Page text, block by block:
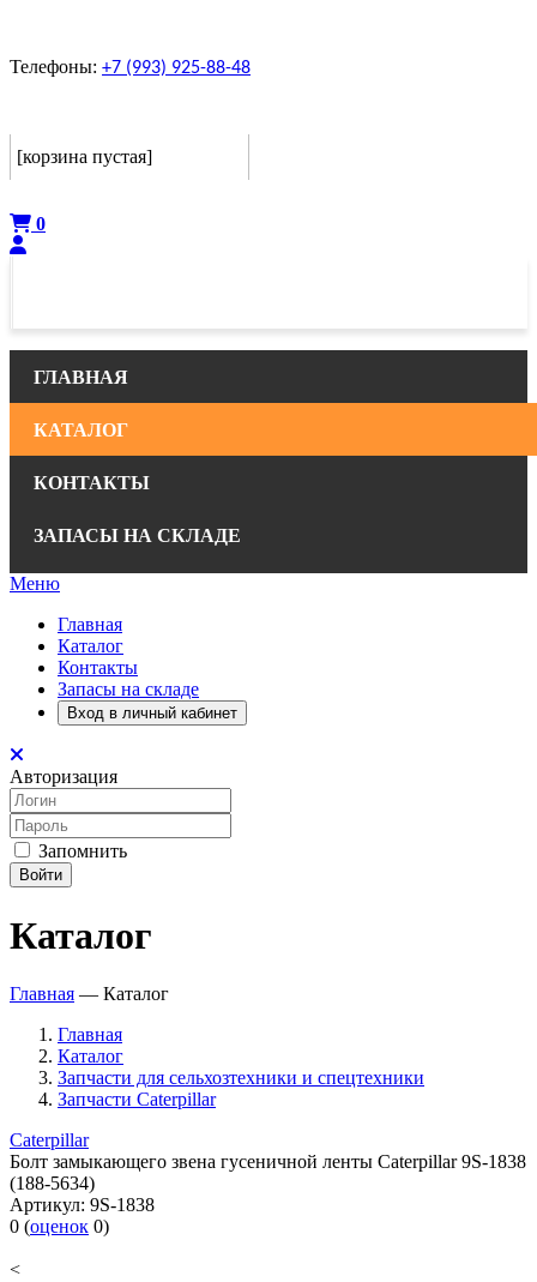
Телефоны: +7 (993) 925-88-48
[корзина пустая]
0
ГЛАВНАЯ
КАТАЛОГ
КОНТАКТЫ
ЗАПАСЫ НА СКЛАДЕ
Меню
Главная
Каталог
Контакты
Запасы на складе
Вход в личный кабинет
Авторизация
Запомнить
Войти
Каталог
Главная — Каталог
Главная
Каталог
Запчасти для сельхозтехники и спецтехники
Запчасти Caterpillar
Caterpillar
Болт замыкающего звена гусеничной ленты Caterpillar 9S-1838
(188-5634)
Артикул: 9S-1838
0 (оценок 0)
<